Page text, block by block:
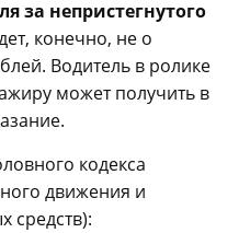
за непристегнутого
конечно, не о
Водитель в ролике
может получить в
кодекса
движения и
средств):